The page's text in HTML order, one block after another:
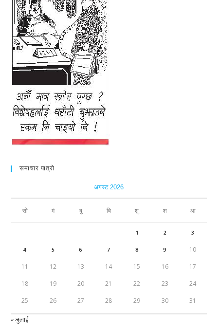
समाचार पात्रो
अगस्ट 2026
सो मं बु बि शु श आ
1 2
3
4
5 6 7 8 9 10
11 12 13 14 15 16 17
18 19 20 21 22 23 24
25 26 27 28 29 30 31
« जुलाई